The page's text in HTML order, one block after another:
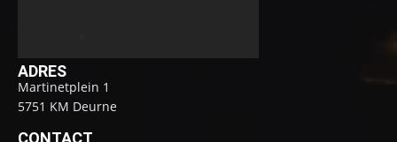
ADRES
Martinetplein 1
5751 KM Deurne
CONTACT